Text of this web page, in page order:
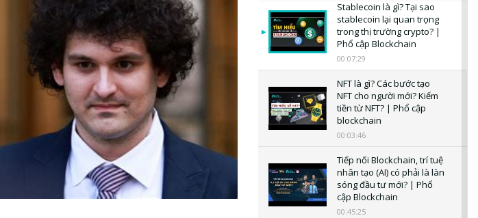
Stablecoin là gì? Tại sao
stablecoin lại quan trọng
trong thị trường crypto? |
Phổ cập Blockchain
00:07:29
NFT là gì? Các bước tạo
NFT cho người mới? Kiếm
tiền từ NFT? | Phổ cập
blockchain
00:03:46
Tiếp nối Blockchain, trí tuệ
nhân tạo (AI) có phải là làn
sóng đầu tư mới? | Phổ
cập Blockchain
00:45:25